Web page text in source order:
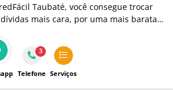
Taubaté, você consegue trocar
mais cara, por uma mais barata.
enquadra com seu perfil. *Nossas
são certificadas pela FEBRABAN.
sua Simulação.
3
Telefone Serviços